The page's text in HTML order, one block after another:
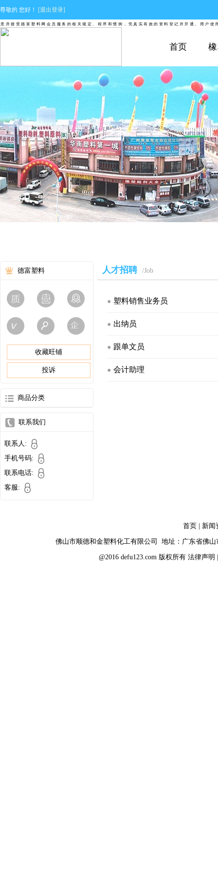
尊敬的 您好！ [退出登录]
德富塑料网会员服务的相关规定、程序和惯例，凭真实有效的资料登记并开通。用户使用
首页
德富塑料
收藏旺铺
投诉
商品分类
联系我们
联系人:
手机号码:
联系电话:
客服:
人才招聘 /Job
● 塑料销售业务员
● 出纳员
● 跟单文员
● 会计助理
首页 新闻
佛山市顺德和金塑料化工有限公司 地址：广东省佛
@2016 defu123.com 版权所有 法律声明